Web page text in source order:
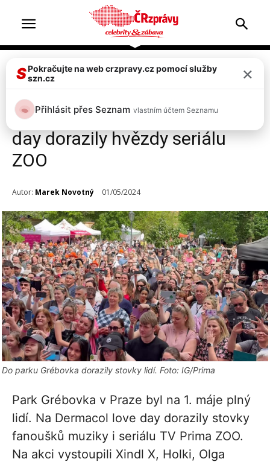
Celebrity Top 2
FOTO: Grébovka v obležení
davů lidí. Na Dermacol love
day dorazily hvězdy seriálu
ZOO
Autor: Marek Novotný 01/05/2024
Do parku Grébovka dorazily stovky lidí. Foto: IG/Prima
Park Grébovka v Praze byl na 1. máje plný
lidí. Na Dermacol love day dorazily stovky
fanoušků muziky i seriálu TV Prima ZOO.
Na akci vystoupili Xindl X, Holki, Olga
SPokračujte na web crzpravy.cz pomocí služby
szn.cz
×
Přihlásit přes Seznam vlastním účtem Seznamu